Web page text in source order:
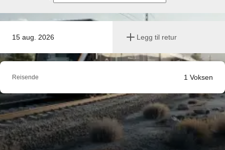
15 aug. 2026 Legg til retur
Reisende 1 Voksen